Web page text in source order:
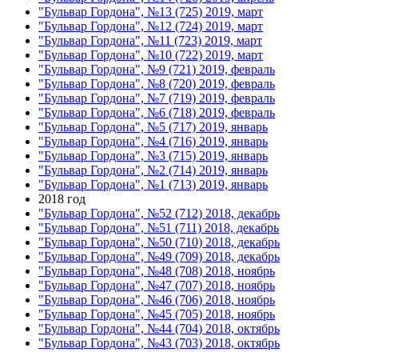
"Бульвар Гордона", №13 (725) 2019, март
"Бульвар Гордона", №12 (724) 2019, март
"Бульвар Гордона", №11 (723) 2019, март
"Бульвар Гордона", №10 (722) 2019, март
"Бульвар Гордона", №9 (721) 2019, февраль
"Бульвар Гордона", №8 (720) 2019, февраль
"Бульвар Гордона", №7 (719) 2019, февраль
"Бульвар Гордона", №6 (718) 2019, февраль
"Бульвар Гордона", №5 (717) 2019, январь
"Бульвар Гордона", №4 (716) 2019, январь
"Бульвар Гордона", №3 (715) 2019, январь
"Бульвар Гордона", №2 (714) 2019, январь
"Бульвар Гордона", №1 (713) 2019, январь
2018 год
"Бульвар Гордона", №52 (712) 2018, декабрь
"Бульвар Гордона", №51 (711) 2018, декабрь
"Бульвар Гордона", №50 (710) 2018, декабрь
"Бульвар Гордона", №49 (709) 2018, декабрь
"Бульвар Гордона", №48 (708) 2018, ноябрь
"Бульвар Гордона", №47 (707) 2018, ноябрь
"Бульвар Гордона", №46 (706) 2018, ноябрь
"Бульвар Гордона", №45 (705) 2018, ноябрь
"Бульвар Гордона", №44 (704) 2018, октябрь
"Бульвар Гордона", №43 (703) 2018, октябрь